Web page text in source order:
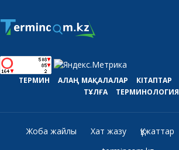
ТЕРМИН АЛАҢ МАҚАЛАЛАР КІТАПТАР
ТҰЛҒА
ТЕРМИНОЛОГИЯ
Жоба жайлы Хат жазу Құжаттар